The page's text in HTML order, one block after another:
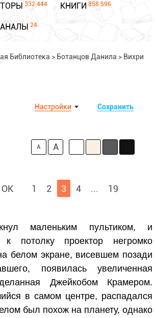
332 444 КНИГИ 858 596
24
Библиотека > Ботанцов Данила > Вихри
Сохранить
Настройки
A A
1 2 3 4 ... 19
маленьким пультиком, и
к потолку проектор негромко
белом экране, висевшем позади
появилась увеличенная
Джейкобом Крамером.
в самом центре, распадался
был похож на планету, однако